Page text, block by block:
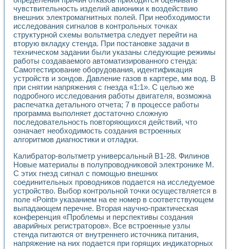
Преемственность дисциплин «Моделирование систем» и
Универсальный стенд для исследования электрических
Лабораторные практикумы по информационно-
Виртуальный измеритель частотных характеристик на
Лабораторный практикум по основам теории Коммутации
Разработка виртуальной лабораторной работы
Виртуальные практикумы по электротехнике в среде
Из опыта внедрения в рамках национального проекта
Исследование эффективности решателей
Опыт разработки LabVIEW лабораторных практикумов
Проблемы повышения качества образования и
Развитие LabVIEW лабораторного практикума по
Разработка виртуальной лаборатории по электротехнике
Усовершенствованные алгоритмы частотного анализа
Об опыте работы учебного центра «Технологии
Технологии NI в магистерской программе «Прикладная
Система диагностики двигателей постоянного тока
Автоматизированный стенд формирования
Лабораторный практикум по курсу ИИС на базе
Партнеры
Академические и отраслевые институты
Учебные заведения
Бизнес
Контакты
чувствительность изделий авионики к воздействию
внешних электромагнитных полей. При необходимости
исследования сигналов в контрольных точках
структурной схемы вольтметра следует перейти на
вторую вкладку стенда. При постановке задачи в
техническом задании были указаны следующие режимы
работы создаваемого автоматизированного стенда:
Самотестирование оборудования, идентификация
устройств и зондов. Давление газов в картере, мм вод. В
при снятии напряжения с гнезда «1:1». С целью же
подробного исследования работы двигателя, возможна
распечатка детального отчета; 7 в процессе работы
программа выполняет достаточно сложную
последовательность повторяющихся действий, что
означает необходимость создания встроенных
алгоритмов диагностики и отладки.
Калибратор-вольтметр универсальный В1-28. Филинов
Новые материалы в полупроводниковой электронике М.
С этих гнезд сигнал с помощью внешних
соединительных проводников подается на исследуемое
устройство. Выбор контрольной точки осуществляется в
поле «Point» указанием на ее номер в соответствующем
выпадающем перечне. Вторая научно-практическая
конференция «Проблемы и перспективы создания
аварийных регистраторов». Все встроенные узлы
стенда питаются от внутреннего источника питания,
напряжение на них подается при горящих индикаторных